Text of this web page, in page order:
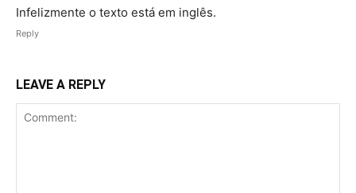
Infelizmente o texto está em inglês.
Reply
LEAVE A REPLY